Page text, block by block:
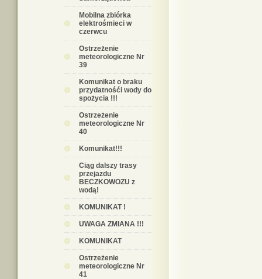
Mobilna zbiórka
elektrośmieci w
czerwcu
Ostrzeżenie
meteorologiczne Nr
39
Komunikat o braku
przydatnośći wody do
spożycia !!!
Ostrzeżenie
meteorologiczne Nr
40
Komunikat!!!
Ciąg dalszy trasy
przejazdu
BECZKOWOZU z
wodą!
KOMUNIKAT !
UWAGA ZMIANA !!!
KOMUNIKAT
Ostrzeżenie
meteorologiczne Nr
41